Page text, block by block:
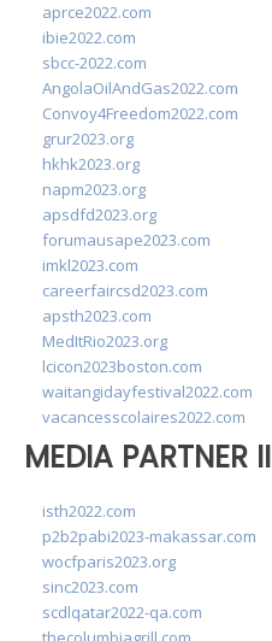
aprce2022.com
ibie2022.com
sbcc-2022.com
AngolaOilAndGas2022.com
Convoy4Freedom2022.com
grur2023.org
hkhk2023.org
napm2023.org
apsdfd2023.org
forumausape2023.com
imkl2023.com
careerfaircsd2023.com
apsth2023.com
MedItRio2023.org
lcicon2023boston.com
waitangidayfestival2022.com
vacancesscolaires2022.com
MEDIA PARTNER II
isth2022.com
p2b2pabi2023-makassar.com
wocfparis2023.org
sinc2023.com
scdlqatar2022-qa.com